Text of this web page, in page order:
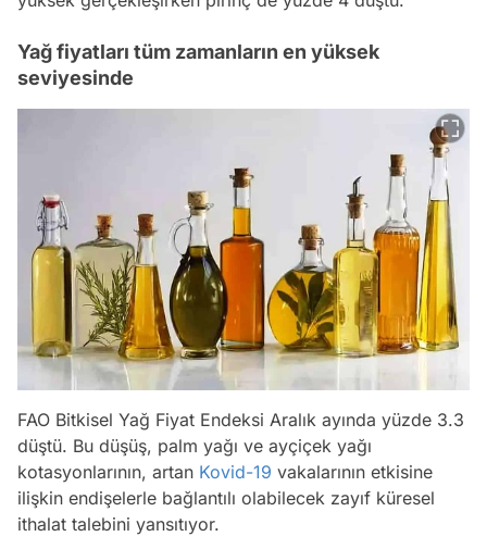
Yağ fiyatları tüm zamanların en yüksek
seviyesinde
FAO Bitkisel Yağ Fiyat Endeksi Aralık ayında yüzde 3.3
düştü. Bu düşüş, palm yağı ve ayçiçek yağı
kotasyonlarının, artan Kovid-19 vakalarının etkisine
ilişkin endişelerle bağlantılı olabilecek zayıf küresel
ithalat talebini yansıtıyor.